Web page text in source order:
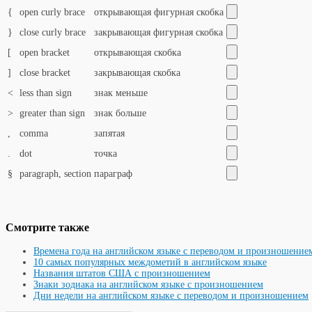
{ open curly brace
открывающая фигурная скобка
}
close curly brace
закрывающая фигурная скобка
[
open bracket
открывающая скобка
]
close bracket
закрывающая скобка
< less than sign
знак меньше
>
greater than sign
знак больше
comma
запятая
dot
точка
§
paragraph, section параграф
Смотрите также
Времена года на английском языке с переводом и
10 самых популярных междометий в английском языке
Названия штатов США с произношением
Знаки зодиака на английском языке с произношением
Дни недели на английском языке с переводом и произношением